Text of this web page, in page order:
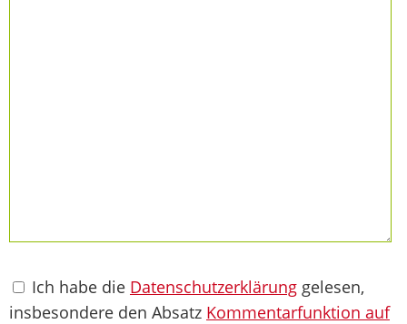
Ich habe die Datenschutzerklärung gelesen,
insbesondere den Absatz Kommentarfunktion auf